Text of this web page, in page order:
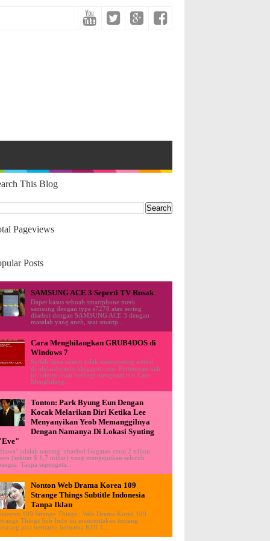
This Blog
Pageviews
Posts
SAMSUNG ACE 3 Seperti TV Rusak
Dapet kasus sebuah smartphone merk
samsung dengan type s7270 atau sering
disebut dengan SAMSUNG ACE 3 dengan
masalah yang aneh, saat smartp...
Cara Menghilangkan GRUB4DOS di
Windows 7
Sudah lama admin tidak memposting artikel
di ululardiyanto.blogspot.com. Pertemuan kali
ini admin akan berbagi mengenai trik Cara
Menghilang...
Tonton: Park Byung Eun Dengan
Kocak Melarikan Diri Ketika Lee
Menyanyikan Yeob Memanggilnya
Dengan Namanya Di Lokasi Syuting
adalah tentang chaebol Gugatan cerai 2 triliun
(sekitar $ 1,7 miliar) yang mengejutkan seluruh
Tanpa sepengeta...
Nonton Web Drama Korea 109
Strange Things Subtitle Indonesia
Tanpa Iklan
109 Strange Things : Web Drama Korea 109
Things Sub Indo ini menceritakan tentang
pria bernama bernama KDI-1...